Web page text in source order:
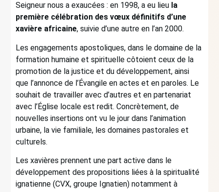
Seigneur nous a exaucées : en 1998, a eu lieu la
première célébration des vœux définitifs d’une
xavière africaine, suivie d’une autre en l’an 2000.
Les engagements apostoliques, dans le domaine de la
formation humaine et spirituelle côtoient ceux de la
promotion de la justice et du développement, ainsi
que l’annonce de l’Évangile en actes et en paroles. Le
souhait de travailler avec d’autres et en partenariat
avec l’Église locale est redit. Concrètement, de
nouvelles insertions ont vu le jour dans l’animation
urbaine, la vie familiale, les domaines pastorales et
culturels.
Les xavières prennent une part active dans le
développement des propositions liées à la spiritualité
ignatienne (CVX, groupe Ignatien) notamment à